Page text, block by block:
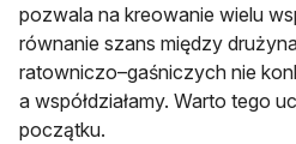
pozwala na kreowanie wielu
równanie szans między
ratowniczo–gaśniczych nie
a współdziałamy. Warto tego
początku.